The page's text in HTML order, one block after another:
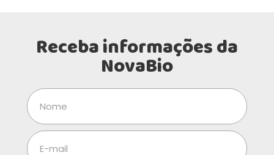
Receba informações da
NovaBio